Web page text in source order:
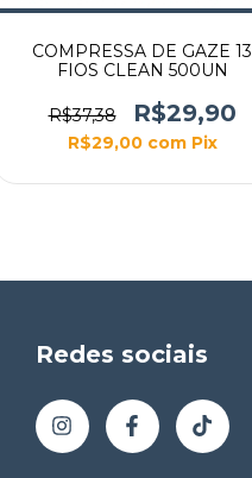
COMPRESSA DE GAZE 13
FIOS CLEAN 500UN
R$37,38 R$29,90
R$29,00 com Pix
Redes sociais